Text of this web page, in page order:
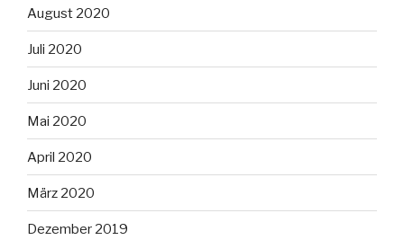
August 2020
Juli 2020
Juni 2020
Mai 2020
April 2020
März 2020
Dezember 2019